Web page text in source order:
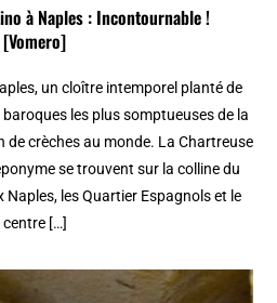
à Naples : Incontournable !
[Vomero]
un cloître intemporel planté de
les plus somptueuses de la
de crèches au monde. La Chartreuse
se trouvent sur la colline du
les Quartier Espagnols et le
centre […]